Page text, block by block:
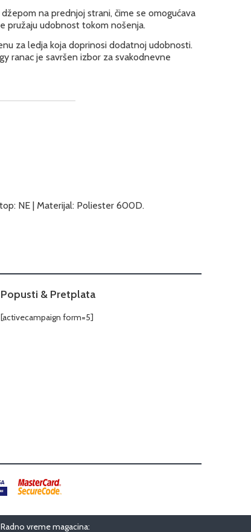
na prednjoj strani, čime se omogućava
pružaju udobnost tokom nošenja.
za ledja koja doprinosi dodatnoj udobnosti.
ranac je savršen izbor za svakodnevne
NE | Materijal: Poliester 600D.
Popusti & Pretplata
[activecampaign form=5]
Radno vreme magacina: